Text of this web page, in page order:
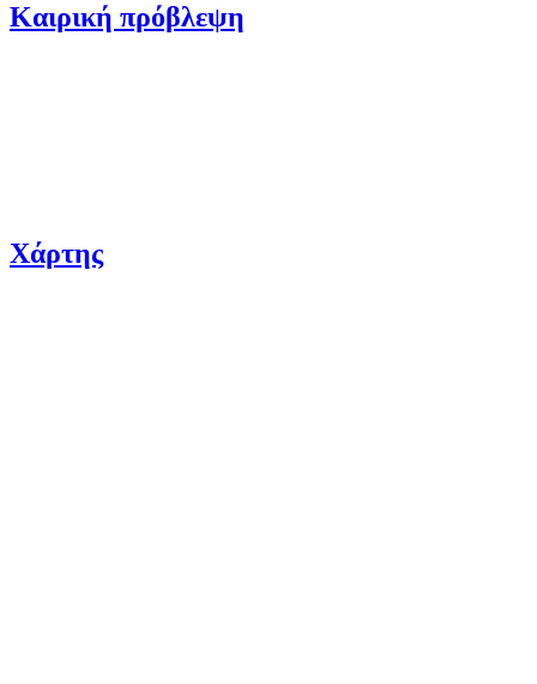
Καιρική πρόβλεψη
Χάρτης